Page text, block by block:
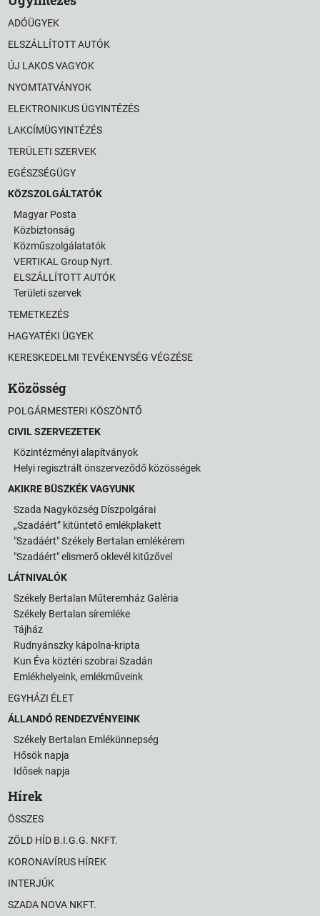
ADÓÜGYEK
ELSZÁLLÍTOTT AUTÓK
ÚJ LAKOS VAGYOK
NYOMTATVÁNYOK
ELEKTRONIKUS ÜGYINTÉZÉS
LAKCÍMÜGYINTÉZÉS
TERÜLETI SZERVEK
EGÉSZSÉGÜGY
KÖZSZOLGÁLTATÓK
Magyar Posta
Közbiztonság
Közműszolgálatatók
VERTIKAL Group Nyrt.
ELSZÁLLÍTOTT AUTÓK
Területi szervek
TEMETKEZÉS
HAGYATÉKI ÜGYEK
KERESKEDELMI TEVÉKENYSÉG VÉGZÉSE
Közösség
POLGÁRMESTERI KÖSZÖNTŐ
CIVIL SZERVEZETEK
Közintézményi alapítványok
Helyi regisztrált önszerveződő közösségek
AKIKRE BÜSZKÉK VAGYUNK
Szada Nagyközség Díszpolgárai
„Szadáért” kitüntető emlékplakett
"Szadáért" Székely Bertalan emlékérem
"Szadáért" elismerő oklevél kitűzővel
LÁTNIVALÓK
Székely Bertalan Műteremház Galéria
Székely Bertalan síremléke
Tájház
Rudnyánszky kápolna-kripta
Kun Éva köztéri szobrai Szadán
Emlékhelyeink, emlékműveink
EGYHÁZI ÉLET
ÁLLANDÓ RENDEZVÉNYEINK
Székely Bertalan Emlékünnepség
Hősök napja
Idősek napja
Hírek
ÖSSZES
ZÖLD HÍD B.I.G.G. NKFT.
KORONAVÍRUS HÍREK
INTERJÚK
SZADA NOVA NKFT.